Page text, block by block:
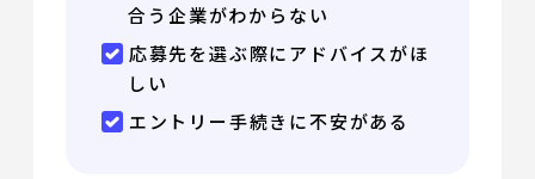
合う企業がわからない
応募先を選ぶ際にアドバイスがほ
しい
エントリー手続きに不安がある